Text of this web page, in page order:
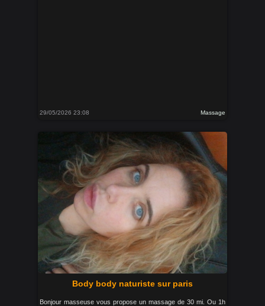
29/05/2026 23:08 Massage
Body body naturiste sur paris
Bonjour masseuse vous propose un massage de 30 mi. Ou 1h